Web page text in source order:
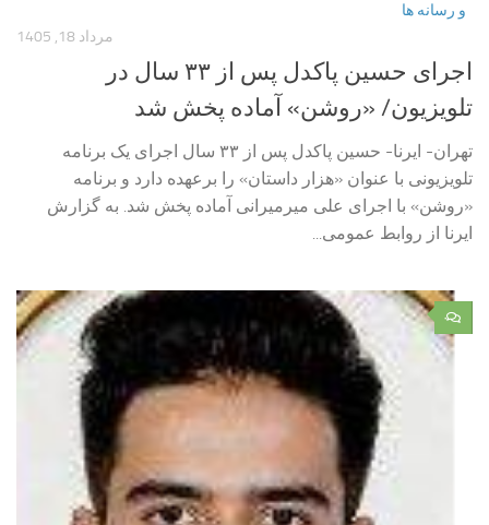
و رسانه ها
مرداد 18, 1405
اجرای حسین پاکدل پس از ۳۳ سال در
تلویزیون/ «روشن» آماده پخش شد
تهران- ایرنا- حسین پاکدل پس از ۳۳ سال اجرای یک برنامه
تلویزیونی با عنوان «هزار داستان» را برعهده دارد و برنامه
«روشن» با اجرای علی میرمیرانی آماده پخش شد. به گزارش
ایرنا از روابط عمومی...
۰